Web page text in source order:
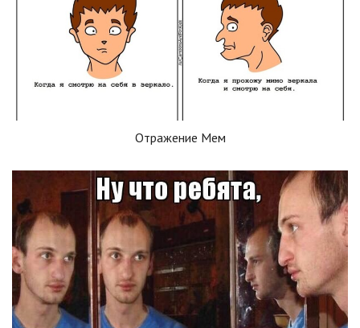
Отражение Мем